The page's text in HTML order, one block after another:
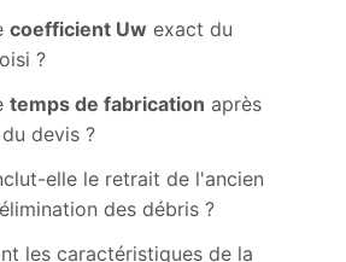
coefficient Uw exact du
?
temps de fabrication après
devis ?
elle le retrait de l'ancien
des débris ?
les caractéristiques de la